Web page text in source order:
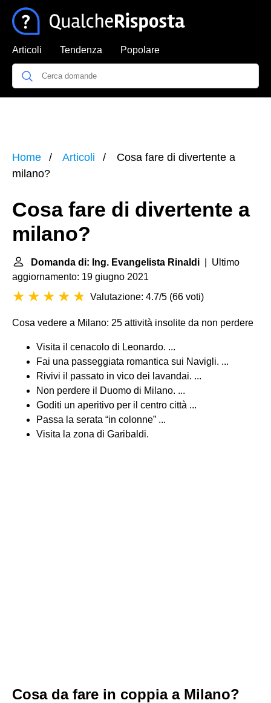
Articoli Tendenza Popolare
Home Articoli
Cosa fare di divertente a
milano?
Cosa fare di divertente a
milano?
Domanda di: Ing. Evangelista Rinaldi | Ultimo
aggiornamento: 19 giugno 2021
Valutazione: 4.7/5 (66 voti)
Cosa vedere a Milano: 25 attività insolite da non perdere
Visita il cenacolo di Leonardo. ...
Fai una passeggiata romantica sui Navigli. ...
Rivivi il passato in vico dei lavandai. ...
Non perdere il Duomo di Milano. ...
Goditi un aperitivo per il centro città ...
Passa la serata “in colonne” ...
Visita la zona di Garibaldi.
Cosa da fare in coppia a Milano?